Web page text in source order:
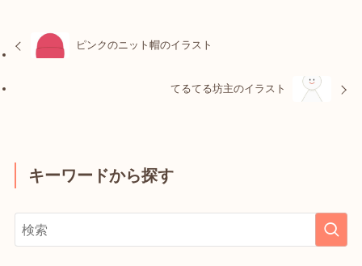
ピンクのニット帽のイラスト
てるてる坊主のイラスト
キーワードから探す